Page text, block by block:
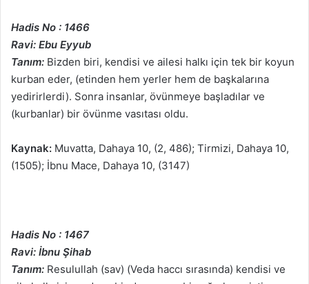
Hadis No : 1466
Ravi: Ebu Eyyub
Tanım: Bizden biri, kendisi ve ailesi halkı için tek bir koyun
kurban eder, (etinden hem yerler hem de başkalarına
yedirirlerdi). Sonra insanlar, övünmeye başladılar ve
(kurbanlar) bir övünme vasıtası oldu.
Kaynak: Muvatta, Dahaya 10, (2, 486); Tirmizi, Dahaya 10,
(1505); İbnu Mace, Dahaya 10, (3147)
Hadis No : 1467
Ravi: İbnu Şihab
Tanım: Resulullah (sav) (Veda haccı sırasında) kendisi ve